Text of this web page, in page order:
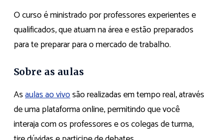
O curso é ministrado por professores experientes e
qualificados, que atuam na área e estão preparados
para te preparar para o mercado de trabalho.
Sobre as aulas
Asaulas ao vivosão realizadas em tempo real, através
de uma plataforma online, permitindo que você
interaja com os professores e os colegas de turma,